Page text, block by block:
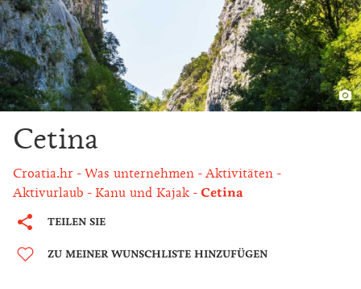
Cetina
Croatia.hr Was unternehmen
Aktivitäten
Aktivurlaub
Kanu und Kajak Cetina
TEILEN SIE
ZU MEINER WUNSCHLISTE HINZUFÜGEN